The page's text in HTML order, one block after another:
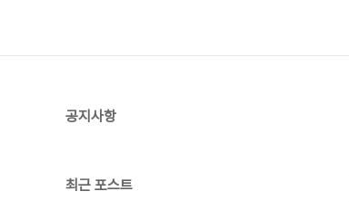
공지사항
최근 포스트